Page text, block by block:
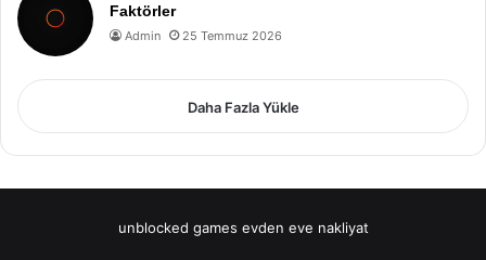
Faktörler
Admin 25 Temmuz 2026
Daha Fazla Yükle
unblocked games evden eve nakliyat